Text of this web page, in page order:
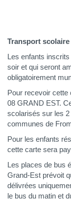
Transport scolaire
Les enfants
soir et qui seront
obligatoirement
Pour recevoir cette
08 GRAND EST.
scolarisés sur les
communes de
Pour les enfants
cette carte sera
Les places de bus
Grand-Est prévoit
délivrées
le bus du matin et